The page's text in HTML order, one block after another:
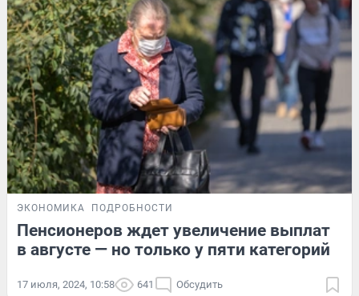
ЭКОНОМИКА ПОДРОБНОСТИ
Пенсионеров ждет увеличение выплат
в августе — но только у пяти категорий
17 июля, 2024, 10:58 641 Обсудить